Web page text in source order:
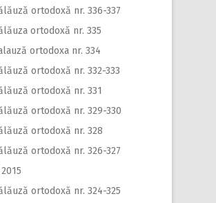
ortodoxă nr. 336-337
ortodoxă nr. 335
ortodoxa nr. 334
ortodoxă nr. 332-333
ortodoxă nr. 331
ortodoxă nr. 329-330
ortodoxă nr. 328
ortodoxă nr. 326-327
ortodoxă nr. 324-325